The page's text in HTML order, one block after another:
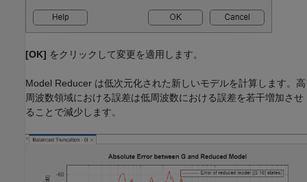
[OK] をクリックして変更を適用します。
Model Reducer は低次元化された新しいモデルを計算します。高
周波数領域における誤差は低周波数における誤差を若干増加させ
ることで減少します。